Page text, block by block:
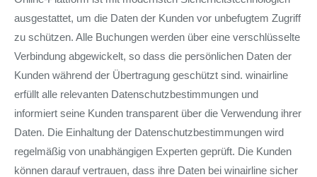
ausgestattet, um die Daten der Kunden vor unbefugtem Zugriff
zu schützen. Alle Buchungen werden über eine verschlüsselte
Verbindung abgewickelt, so dass die persönlichen Daten der
Kunden während der Übertragung geschützt sind. winairline
erfüllt alle relevanten Datenschutzbestimmungen und
informiert seine Kunden transparent über die Verwendung ihrer
Daten. Die Einhaltung der Datenschutzbestimmungen wird
regelmäßig von unabhängigen Experten geprüft. Die Kunden
können darauf vertrauen, dass ihre Daten bei winairline sicher